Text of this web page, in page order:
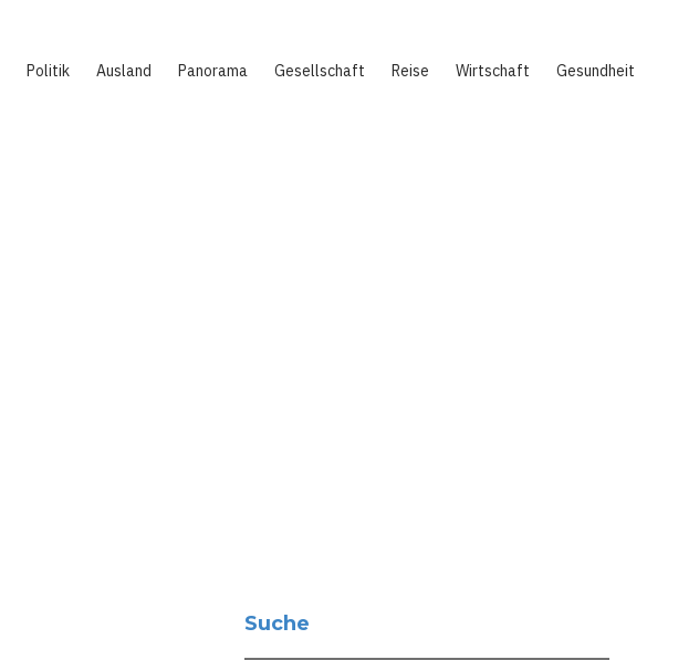
Politik Ausland Panorama Gesellschaft Reise Wirtschaft Gesundheit
Suche